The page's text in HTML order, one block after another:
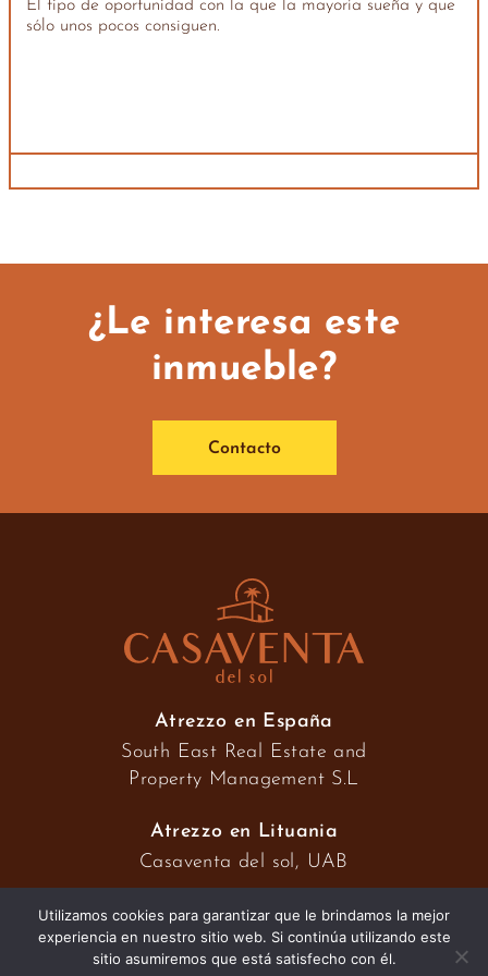
El tipo de oportunidad con la que la mayoría sueña y que
sólo unos pocos consiguen.
¿Le interesa este
inmueble?
Contacto
Atrezzo en España
South East Real Estate and
Property Management S.L
Atrezzo en Lituania
Casaventa del sol, UAB
2026 © Casaventa del sol
Utilizamos cookies para garantizar que le brindamos la mejor
experiencia en nuestro sitio web. Si continúa utilizando este
sitio asumiremos que está satisfecho con él.